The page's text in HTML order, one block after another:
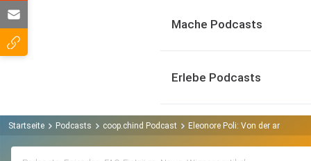
Mache Podcasts
Erlebe Podcasts
Startseite Podcasts coop.chind Podcast Eleonore Poli: Von der